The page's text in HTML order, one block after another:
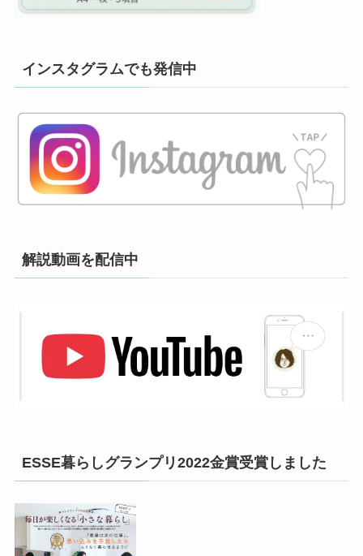
インスタグラムでも発信中
解説動画を配信中
ESSE暮らしグランプリ2022金賞受賞しました